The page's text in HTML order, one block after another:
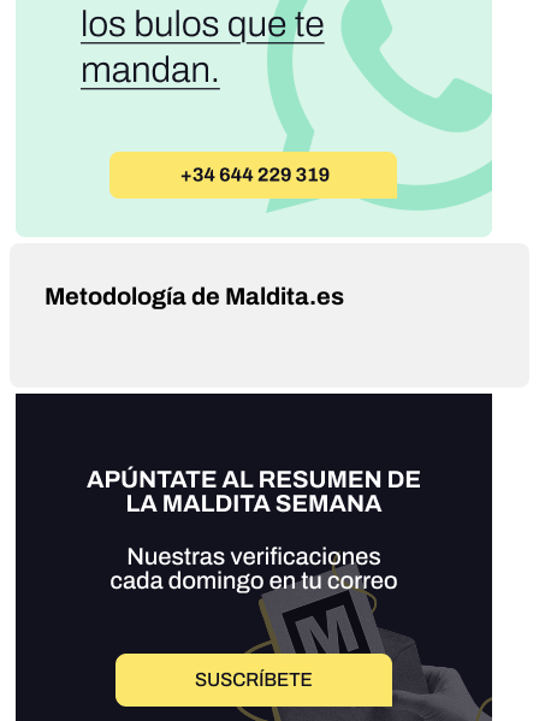
Metodología de Maldita.es